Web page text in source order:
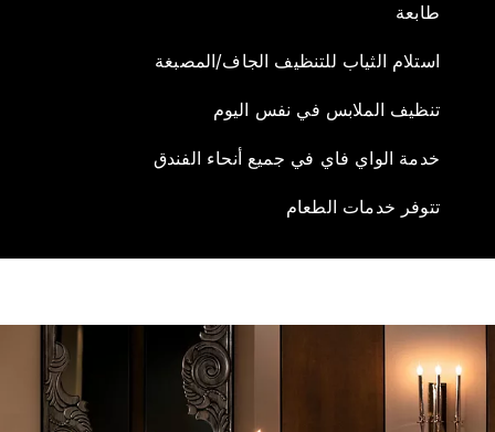
طابعة
استلام الثياب للتنظيف الجاف/المصبغة
تنظيف الملابس في نفس اليوم
خدمة الواي فاي في جميع أنحاء الفندق
تتوفر خدمات الطعام